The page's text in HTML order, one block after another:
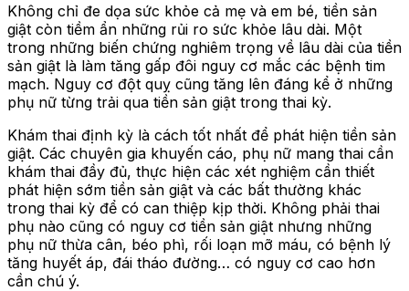
Không chỉ đe dọa sức khỏe cả mẹ và em bé, tiền sản
giật còn tiềm ẩn những rủi ro sức khỏe lâu dài. Một
trong những biến chứng nghiêm trọng về lâu dài của tiền
sản giật là làm tăng gấp đôi nguy cơ mắc các bệnh tim
mạch. Nguy cơ đột quỵ cũng tăng lên đáng kể ở những
phụ nữ từng trải qua tiền sản giật trong thai kỳ.
Khám thai định kỳ là cách tốt nhất để phát hiện tiền sản
giật. Các chuyên gia khuyến cáo, phụ nữ mang thai cần
khám thai đầy đủ, thực hiện các xét nghiệm cần thiết
phát hiện sớm tiền sản giật và các bất thường khác
trong thai kỳ để có can thiệp kịp thời. Không phải thai
phụ nào cũng có nguy cơ tiền sản giật nhưng những
phụ nữ thừa cân, béo phì, rối loạn mỡ máu, có bệnh lý
tăng huyết áp, đái tháo đường… có nguy cơ cao hơn
cần chú ý.